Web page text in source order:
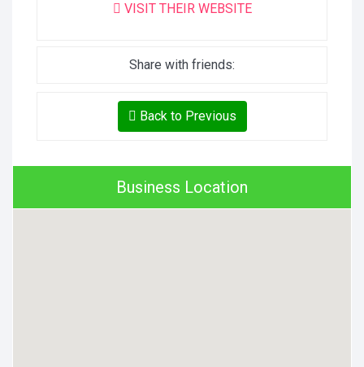
VISIT THEIR WEBSITE
Share with friends:
Back to Previous
Business Location